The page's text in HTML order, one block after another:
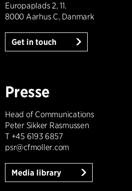
Europaplads 2, 11.
8000 Aarhus C, Danmark
Get in touch
Presse
Head of Communications
Peter Sikker Rasmussen
T +45 6193 6857
psr@cfmoller.com
Media library